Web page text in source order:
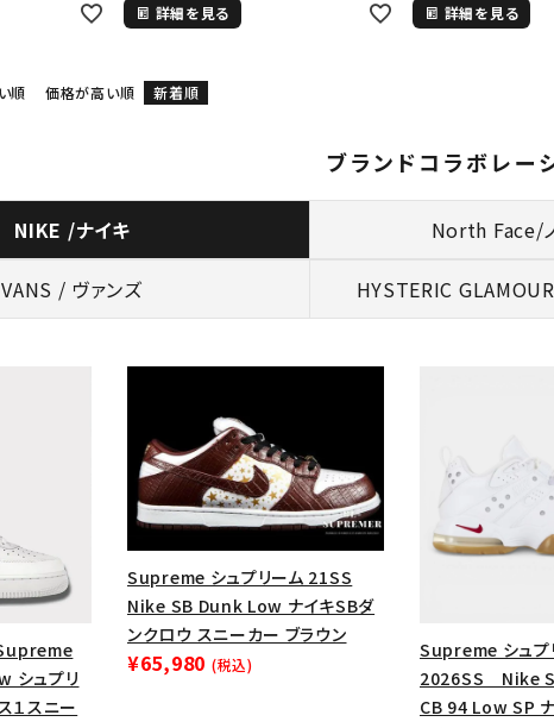
詳細を見る 詳細を見る
順 価格が高い順 新着順
ブランドコラボレー
NIKE /ナイキ North Face/
VANS / ヴァンズ HYSTERIC
シュプリ
１スニー
Supreme シュプリーム 21SS
Nike SB Dunk Low ナイキSBダ
ンクロウ スニーカー ブラウン
¥65,980 (税込)
Supreme シュプ
2026SS Nike
CB 94 Low SP